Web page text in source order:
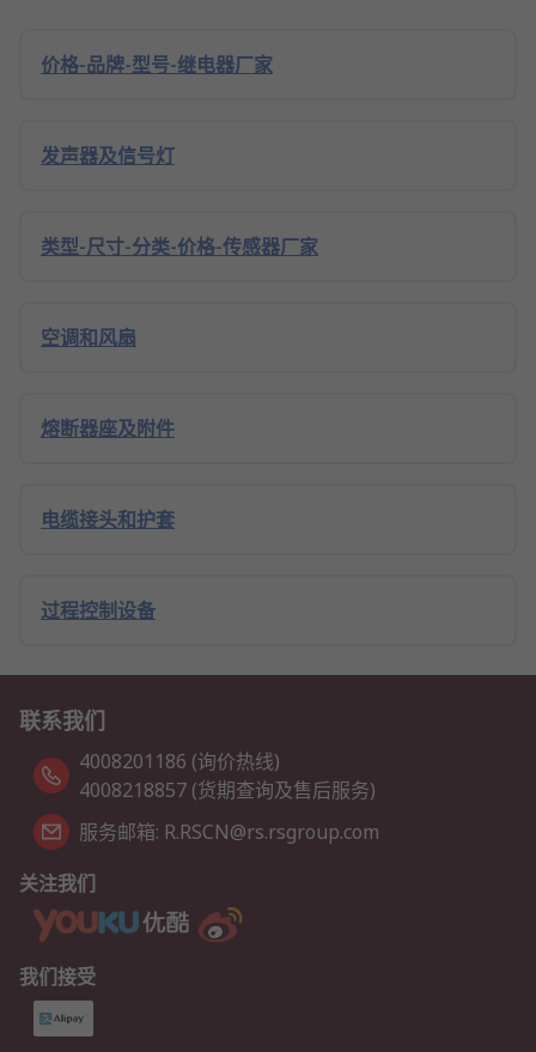
价格-品牌-型号-继电器厂家
发声器及信号灯
类型-尺寸-分类-价格-传感器厂家
空调和风扇
熔断器座及附件
电缆接头和护套
过程控制设备
联系我们
4008201186 (询价热线)
4008218857 (货期查询及售后服务)
服务邮箱: R.RSCN@rs.rsgroup.com
关注我们
我们接受